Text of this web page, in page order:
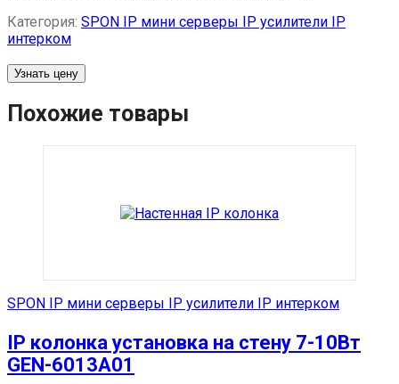
Категория: SPON IP мини серверы IP усилители IP
интерком
Узнать цену
Похожие товары
SPON IP мини серверы IP усилители IP интерком
IP колонка установка на стену 7-10Вт
GEN-6013A01